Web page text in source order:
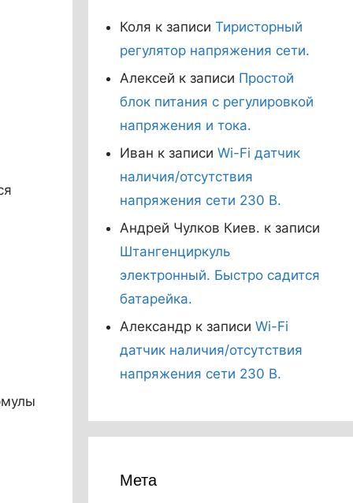
Коля к записи Тиристорный
регулятор напряжения сети.
Алексей к записи Простой
блок питания с регулировкой
напряжения и тока.
Иван к записи Wi-Fi датчик
наличия/отсутствия
напряжения сети 230 В.
Андрей Чулков Киев. к записи
Штангенциркуль
электронный. Быстро садится
батарейка.
Александр к записи Wi-Fi
датчик наличия/отсутствия
напряжения сети 230 В.
Мета